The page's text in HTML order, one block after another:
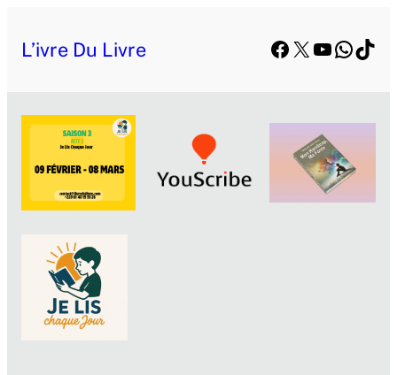
L’ivre Du Livre Facebook
X YouTube